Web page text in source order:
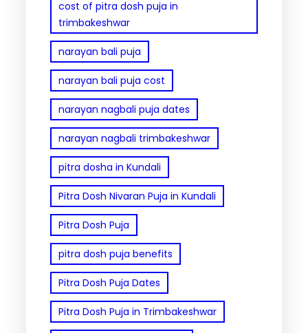
cost of pitra dosh puja in
trimbakeshwar
narayan bali puja
narayan bali puja cost
narayan nagbali puja dates
narayan nagbali trimbakeshwar
pitra dosha in Kundali
Pitra Dosh Nivaran Puja in Kundali
Pitra Dosh Puja
pitra dosh puja benefits
Pitra Dosh Puja Dates
Pitra Dosh Puja in Trimbakeshwar